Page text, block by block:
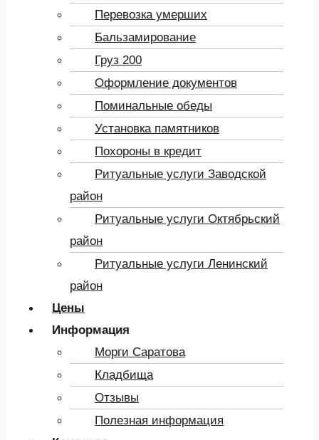
Перевозка умерших
Бальзамирование
Груз 200
Оформление документов
Поминальные обеды
Установка памятников
Похороны в кредит
Ритуальные услуги Заводской
район
Ритуальные услуги Октябрьский
район
Ритуальные услуги Ленинский
район
Цены
Информация
Морги Саратова
Кладбища
Отзывы
Полезная информация